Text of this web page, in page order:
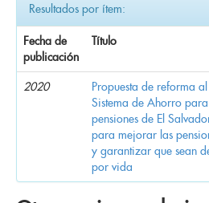
Resultados por ítem:
Fecha de
publicación
Título
2020
Propuesta de reforma al
Sistema de Ahorro para
pensiones de El
para mejorar las
y garantizar que sean
por vida